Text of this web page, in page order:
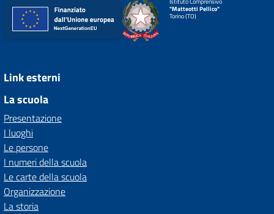
"Matteotti Pellico"
Torino (TO)
Link esterni
La scuola
Presentazione
I luoghi
Le persone
I numeri della scuola
Le carte della scuola
Organizzazione
La storia